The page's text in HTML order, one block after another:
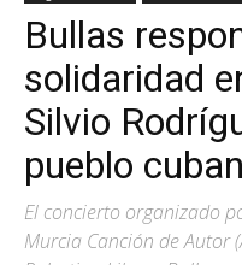
Bullas
solidaridad
Silvio
pueblo
El concierto organizado
Murcia Canción de Autor